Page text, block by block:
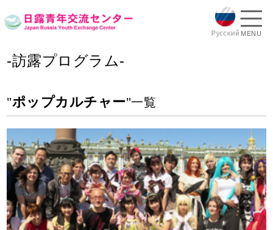
MENU
-訪露プログラム-
"ポップカルチャー"一覧